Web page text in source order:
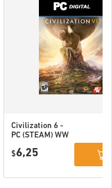
Civilization 6 -
PC (STEAM) WW
$6,25